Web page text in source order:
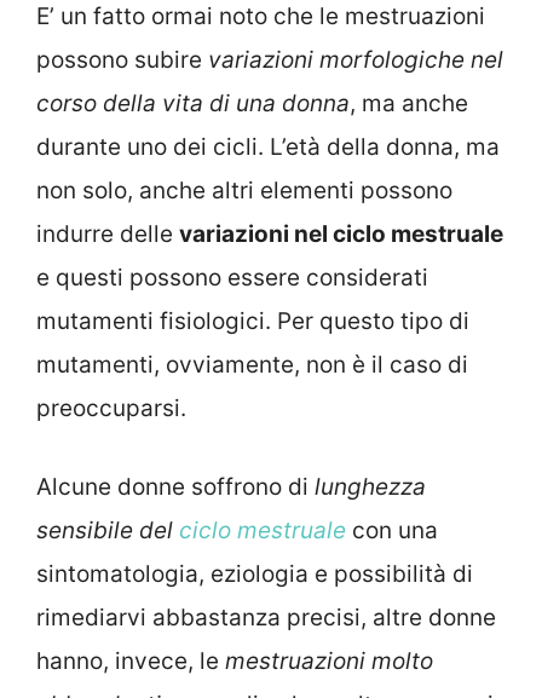
E’ un fatto ormai noto che le mestruazioni
possono subire variazioni morfologiche nel
corso della vita di una donna, ma anche
durante uno dei cicli. L’età della donna, ma
non solo, anche altri elementi possono
indurre delle variazioni nel ciclo mestruale
e questi possono essere considerati
mutamenti fisiologici. Per questo tipo di
mutamenti, ovviamente, non è il caso di
preoccuparsi.
Alcune donne soffrono di lunghezza
sensibile del ciclo mestruale con una
sintomatologia, eziologia e possibilità di
rimediarvi abbastanza precisi, altre donne
hanno, invece, le mestruazioni molto